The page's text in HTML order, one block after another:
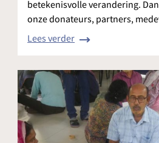
betekenisvolle verandering.
onze donateurs, partners,
Lees verder